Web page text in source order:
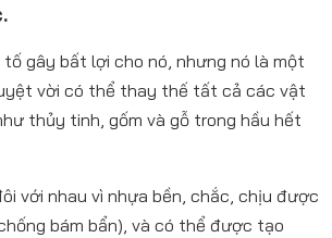
tố gây bất lợi cho nó, nhưng nó là một
vời có thể thay thế tất cả các vật
thủy tinh, gốm và gỗ trong hầu hết
với nhau vì nhựa bền, chắc, chịu được
bám bẩn), và có thể được tạo